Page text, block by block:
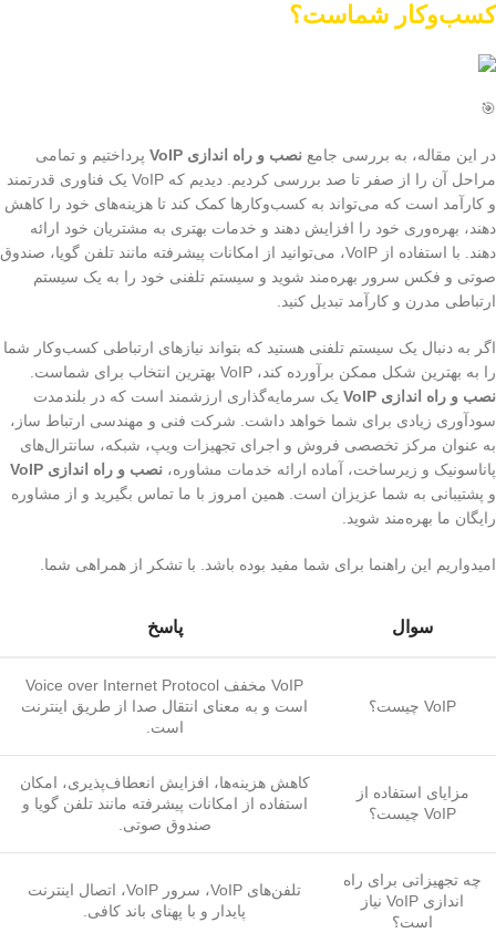
کسب‌وکار شماست؟
🎯
در این مقاله، به بررسی جامع نصب و راه اندازی VoIP
پرداختیم و تمامی
مراحل آن را از صفر تا صد بررسی کردیم. دیدیم که VoIP یک فناوری قدرتمند
و کارآمد است که می‌تواند به کسب‌وکارها کمک کند تا هزینه‌های خود را کاهش
دهند، بهره‌وری خود را افزایش دهند و خدمات بهتری به مشتریان خود ارائه
دهند. با استفاده از VoIP، می‌توانید از امکانات پیشرفته مانند تلفن گویا، صندوق
صوتی و فکس سرور بهره‌مند شوید و سیستم تلفنی خود را به یک سیستم
ارتباطی مدرن و کارآمد تبدیل کنید.
اگر به دنبال یک سیستم تلفنی هستید که بتواند نیازهای ارتباطی کسب‌وکار شما
را به بهترین شکل ممکن برآورده کند، VoIP بهترین انتخاب برای شماست.
نصب و راه اندازی VoIP
یک سرمایه‌گذاری ارزشمند است که در بلندمدت
سودآوری زیادی برای شما خواهد داشت. شرکت فنی و مهندسی ارتباط ساز،
به عنوان مرکز تخصصی فروش و اجرای تجهیزات ویپ، شبکه، سانترال‌های
پاناسونیک و زیرساخت، آماده ارائه خدمات مشاوره، نصب و راه اندازی VoIP
و پشتیبانی به شما عزیزان است. همین امروز با ما تماس بگیرید و از مشاوره
رایگان ما بهره‌مند شوید.
امیدواریم این راهنما برای شما مفید بوده باشد. با تشکر از همراهی شما.
سوال پاسخ
VoIP چیست؟
VoIP مخفف Voice over Internet Protocol
است و به معنای انتقال صدا از طریق اینترنت
است.
مزایای استفاده از
VoIP چیست؟
کاهش هزینه‌ها، افزایش انعطاف‌پذیری، امکان
استفاده از امکانات پیشرفته مانند تلفن گویا و
صندوق صوتی.
چه تجهیزاتی برای راه
اندازی VoIP نیاز
است؟
تلفن‌های VoIP، سرور VoIP، اتصال اینترنت
پایدار و با پهنای باند کافی.